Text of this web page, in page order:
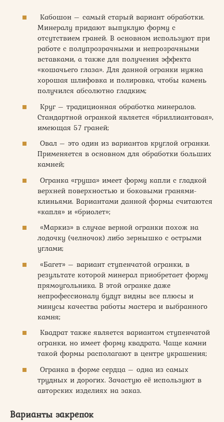
Кабошон – самый старый вариант обработки.
Минералу придают выпуклую форму с
отсутствием граней. В основном используют при
работе с полупрозрачными и непрозрачными
вставками, а также для получения эффекта
«кошачьего глаза». Для данной огранки нужна
хорошая шлифовка и полировка, чтобы камень
получился абсолютно гладким;
Круг – традиционная обработка минералов.
Стандартной огранкой является «бриллиантовая»,
имеющая 57 граней;
Овал – это один из вариантов круглой огранки.
Применяется в основном для обработки больших
камней;
Огранка «груша» имеет форму капли с гладкой
верхней поверхностью и боковыми гранями-
клиньями. Вариантами данной формы считаются
«капля» и «бриолет»;
«Маркиз» в случае верной огранки похож на
лодочку (челночок) либо зернышко с острыми
углами;
«Багет» – вариант ступенчатой огранки, в
результате которой минерал приобретает форму
прямоугольника. В этой огранке даже
непрофессионалу будут видны все плюсы и
минусы качества работы мастера и выбранного
камня;
Квадрат также является вариантом ступенчатой
огранки, но имеет форму квадрата. Чаще камни
такой формы располагают в центре украшения;
Огранка в форме сердца – одна из самых
трудных и дорогих. Зачастую её используют в
авторских изделиях на заказ.
Варианты закрепок